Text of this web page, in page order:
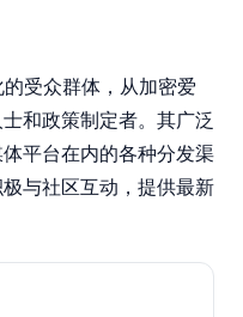
受众群体，从加密爱
和政策制定者。其广泛
平台在内的各种分发渠
与社区互动，提供最新